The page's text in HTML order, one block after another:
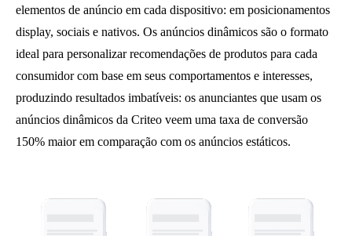
elementos de anúncio em cada dispositivo: em posicionamentos
display, sociais e nativos. Os anúncios dinâmicos são o formato
ideal para personalizar recomendações de produtos para cada
consumidor com base em seus comportamentos e interesses,
produzindo resultados imbatíveis: os anunciantes que usam os
anúncios dinâmicos da Criteo veem uma taxa de conversão
150% maior em comparação com os anúncios estáticos.